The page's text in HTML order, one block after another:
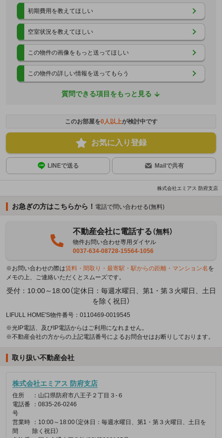
初期費用を教えてほしい
空室状況を教えてほしい
この物件の画像をもっと送ってほしい
この物件の詳しい情報を送ってもらう
質問できる項目をもっと見る
このお部屋を0人以上が検討中です
お気に入り登録
LINEで送る Mailで共有
株式会社エミアス 防府支店
お急ぎの方はこちらから！ 電話で問い合わせる(無料)
不動産会社に電話する（無料）
物件お問い合わせ専用ダイヤル
0037-634-08728-15564-1056
※お問い合わせの際は賃料・間取り・最寄駅・駅からの距離・マンション名 を
メモの上、ご連絡いただくとスムーズです。
受付：10:00～18:00（定休日：毎週水曜日、第1・第３火曜日、土日
を除く祝日）
LIFULL HOME'S物件番号：0110469-0019545
※光IP電話、及びIP電話からはご利用になれません。
※不動産会社の方からの上記電話番号によるお問合せはお断りしております。
取り扱い不動産会社
株式会社エミアス 防府支店
住所
：山口県防府市八王子２丁目３-６
電話番
号
：0835-26-0246
営業時
間
：10:00～18:00（定休日：毎週水曜日、第1・第３火曜日、土日を
除く祝日）